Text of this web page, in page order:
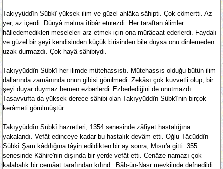
Takiyyüddîn Sübkî yüksek ilim ve güzel ahlâka sâhipti. Çok cömertti. Az
yer, az içerdi. Dünyâ malına îtibâr etmezdi. Her taraftan âlimler
hâlledemedikleri meseleleri arz etmek için ona mürâcaat ederlerdi. Faydalı
ve güzel bir şeyi kendisinden küçük birisinden bile duysa onu dinlemeden
uzak durmazdı. Çok hayâ sâhibiydi.
Takıyyüddîn Sübkî her ilimde mütehassıstı. Mütehassıs olduğu bütün ilim
dallarında zamânında onun gibisi görülmedi. Zekâsı çok kuvvetli olup, bir
şeyi duyar duymaz hemen ezberlerdi. Ezberlediğini de unutmazdı.
Tasavvufta da yüksek derece sâhibi olan Takıyyüddîn Sübkî'nin birçok
kerâmeti görülmüştür.
Takıyyüddîn Sübkî hazretleri, 1354 senesinde zâfiyet hastalığına
yakalandı. Vefât edinceye kadar bu hastalık devâm etti. Oğlu Tâcüddîn
Sübkî Şam kâdılığına tâyin edildikten bir ay sonra, Mısır'a gitti. 355
senesinde Kâhire'nin dışında bir yerde vefât etti. Cenâze namazı çok
kalabalık bir cemâat tarafından kılındı. Bâb-ün-Nasr mevkiinde defnedildi.